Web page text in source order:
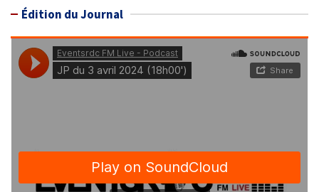
Édition du Journal